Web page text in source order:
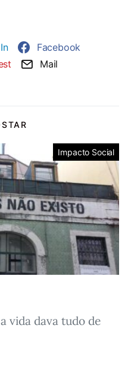
Facebook
Mail
Impacto Social
vida dava tudo de